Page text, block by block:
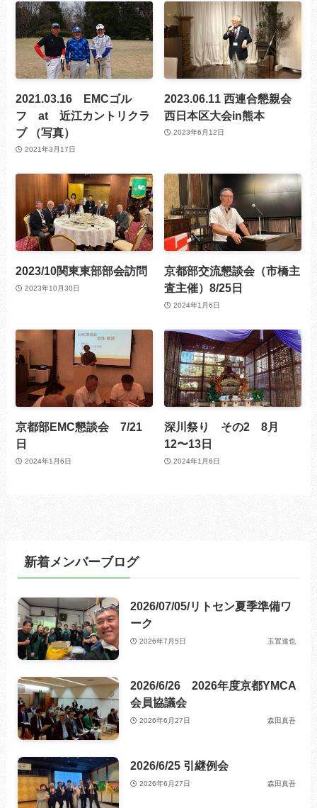
2021.03.16 EMCゴル
フ at 近江カントリクラ
ブ （写真）
2021年3月17日
2023.06.11 西連合懇親会
西日本区大会in熊本
2023年6月12日
2023/10関東東部部会訪問
2023年10月30日
京都部交流懇談会（市橋主
査主催）8/25日
2024年1月6日
京都部EMC懇談会 7/21
日
2024年1月6日
深川祭り その2 8月
12〜13日
2024年1月6日
新着メンバーブログ
2026/07/05/リトセン夏季準備ワ
ーク
2026年7月5日 玉置達也
2026/6/26 2026年度京都YMCA
会員協議会
2026年6月27日 森田真吾
2026/6/25 引継例会
2026年6月27日 森田真吾